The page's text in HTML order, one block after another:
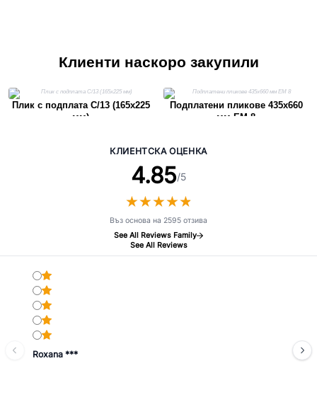
Клиенти наскоро закупили
Плик с подплата C/13 (165x225
мм)
Подплатени пликове 435x660
мм EM 8
КЛИЕНТСКА ОЦЕНКА
4.85/5
★★★★★
★★★★★
Въз основа на 2595 отзива
See All Reviews Family
See All Reviews
Roxana ***